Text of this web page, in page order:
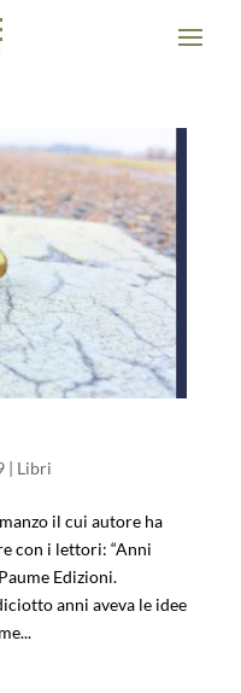
| Libri
il cui autore ha
con i lettori: “Anni
Edizioni.
anni aveva le idee